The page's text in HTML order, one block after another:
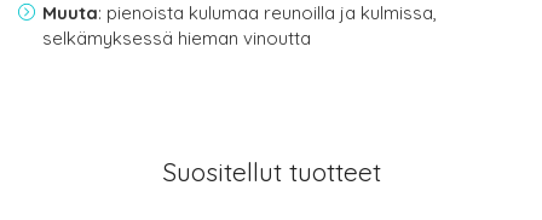
Muuta: pienoista kulumaa reunoilla ja kulmissa,
selkämyksessä hieman vinoutta
Suositellut tuotteet